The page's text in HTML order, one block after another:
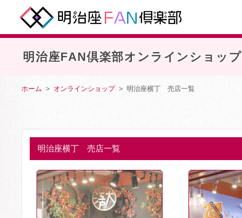
明治座FAN倶楽部オンラインショップ
ホーム オンラインショップ 明治座横丁 売店一覧
明治座横丁 売店一覧